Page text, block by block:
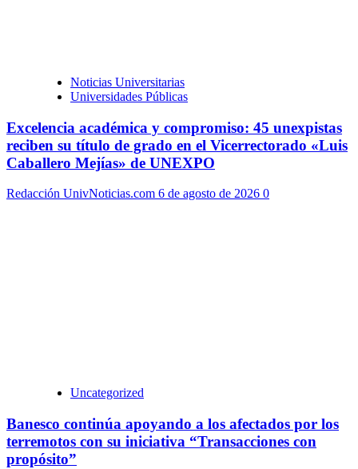
Noticias Universitarias
Universidades Públicas
Excelencia académica y compromiso: 45 unexpistas
reciben su título de grado en el Vicerrectorado «Luis
Caballero Mejías» de UNEXPO
Redacción UnivNoticias.com 6 de agosto de 2026 0
Uncategorized
Banesco continúa apoyando a los afectados por los
terremotos con su iniciativa “Transacciones con
propósito”